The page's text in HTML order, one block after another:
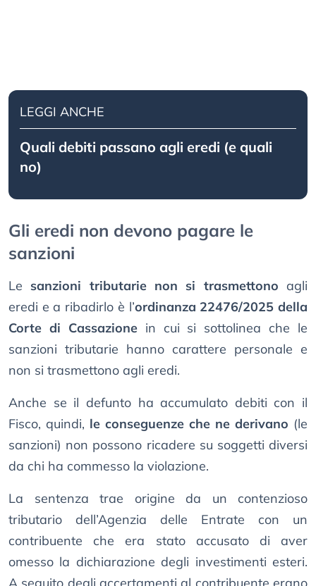
LEGGI ANCHE
Quali debiti passano agli eredi (e quali
no)
Gli eredi non devono pagare le
sanzioni
Le sanzioni tributarie non si trasmettono agli
eredi e a ribadirlo è l’ordinanza 22476/2025 della
Corte di Cassazionein cui si sottolinea che le
sanzioni tributarie hanno carattere personale e
non si trasmettono agli eredi.
Anche se il defunto ha accumulato debiti con il
Fisco, quindi, le conseguenze che ne derivano (le
sanzioni) non possono ricadere su soggetti diversi
da chi ha commesso la violazione.
La sentenza trae origine da un contenzioso
tributario dell’Agenzia delle Entrate con un
contribuente che era stato accusato di aver
omesso la dichiarazione degli investimenti esteri.